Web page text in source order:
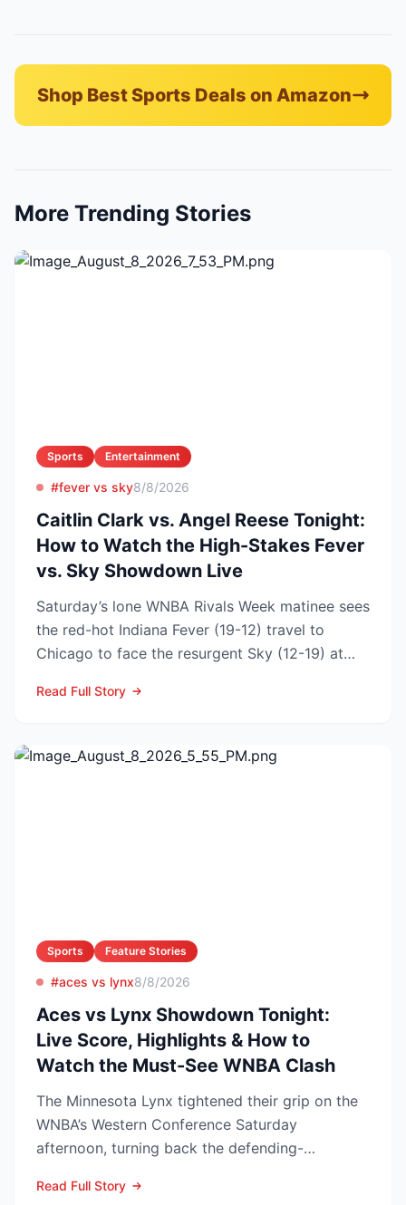
Shop Best Sports Deals on Amazon
More Trending Stories
Sports Entertainment
#fever vs sky8/8/2026
Caitlin Clark vs. Angel Reese Tonight:
How to Watch the High-Stakes Fever
vs. Sky Showdown Live
Saturday’s lone WNBA Rivals Week matinee sees
the red-hot Indiana Fever (19-12) travel to
Chicago to face the resurgent Sky (12-19) at
Read Full Story
Sports Feature Stories
#aces vs lynx8/8/2026
Aces vs Lynx Showdown Tonight:
Live Score, Highlights & How to
Watch the Must-See WNBA Clash
The Minnesota Lynx tightened their grip on the
WNBA’s Western Conference Saturday
afternoon, turning back the defending-
Read Full Story